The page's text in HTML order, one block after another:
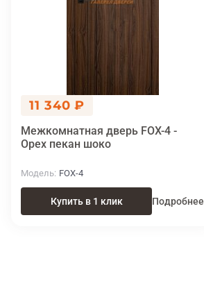
11 340 ₽
Межкомнатная дверь FOX-4 -
Орех пекан шоко
Модель FOX-4
Купить в 1 клик Подробнее